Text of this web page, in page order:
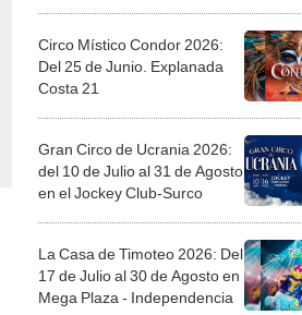
Circo Místico Condor 2026:
Del 25 de Junio. Explanada
Costa 21
Gran Circo de Ucrania 2026:
del 10 de Julio al 31 de Agosto
en el Jockey Club-Surco
La Casa de Timoteo 2026: Del
17 de Julio al 30 de Agosto en
Mega Plaza - Independencia